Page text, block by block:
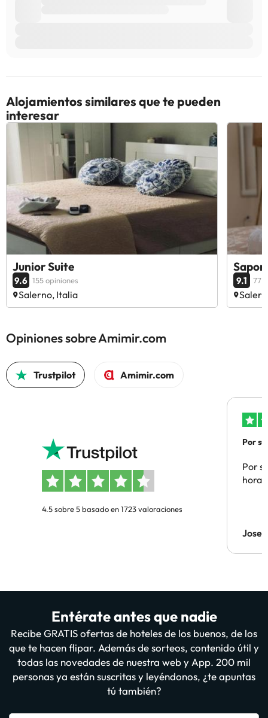
Alojamientos similares que te pueden
interesar
Junior Suite
9.6 155 opiniones
Salerno, Italia
9.1 77
Opiniones sobre Amimir.com
Trustpilot Amimir.com
4.5 sobre 5 basado en 1723 valoraciones
Por
Por
hora
Jose
Entérate antes que nadie
Recibe GRATIS ofertas de hoteles de los buenos, de los
que te hacen flipar. Además de sorteos, contenido útil y
todas las novedades de nuestra web y App. 200 mil
personas ya están suscritas y leyéndonos, ¿te apuntas
tú también?